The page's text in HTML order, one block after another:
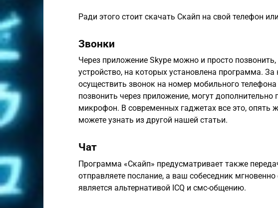
Ради этого стоит скачать Скайп на свой телефон
Звонки
Через приложение Skype можно и просто
устройство, на которых установлена программа.
осуществить звонок на номер мобильного
позвонить через приложение, могут
микрофон. В современных гаджетах все это, опять
можете узнать из другой нашей статьи.
Чат
Программа «Скайп» предусматривает также
отправляете послание, а ваш собеседник
является альтернативой ICQ и смс-общению.